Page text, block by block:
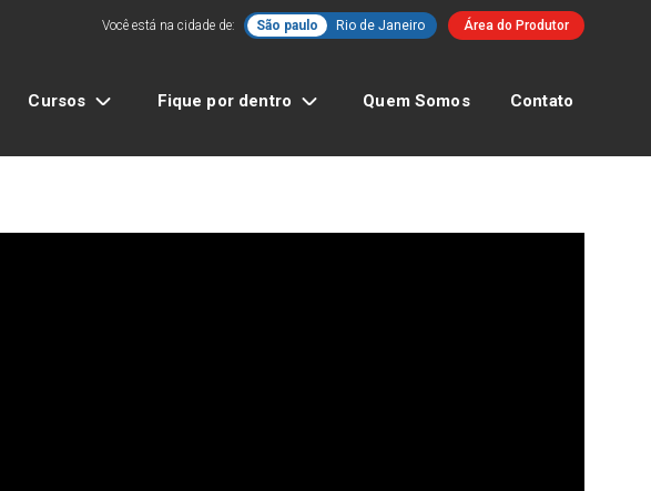
Você está na cidade de: São paulo Rio de Janeiro Área do Produtor
Cursos Fique por dentro Quem Somos Contato